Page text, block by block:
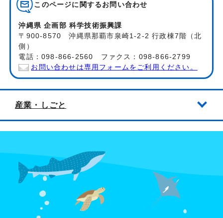
このページに関する お問い合わせ
沖縄県 企画部 科学技術振興課
〒900-8570 沖縄県那覇市泉崎1-2-2 行政棟7階（北
側）
電話：098-866-2560 ファクス：098-866-2799
お問い合わせは専用フォームをご利用ください。
産業・しごと